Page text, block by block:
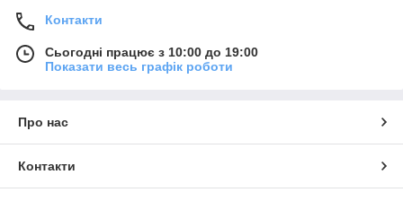
Контакти
Сьогодні працює з 10:00 до 19:00
Показати весь графік роботи
Про нас
Контакти